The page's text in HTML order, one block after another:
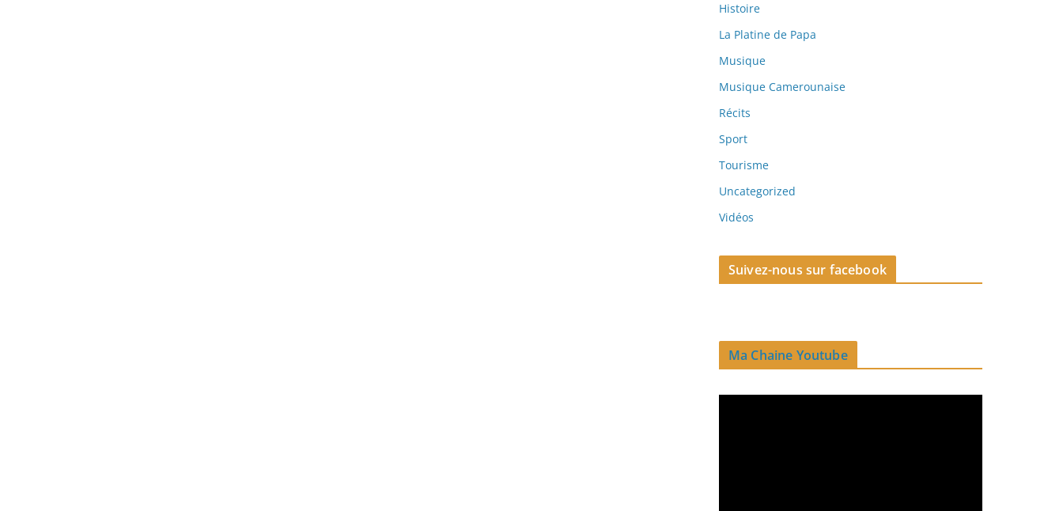
Histoire
La Platine de Papa
Musique
Musique Camerounaise
Récits
Sport
Tourisme
Uncategorized
Vidéos
Suivez-nous sur facebook
Ma Chaine Youtube